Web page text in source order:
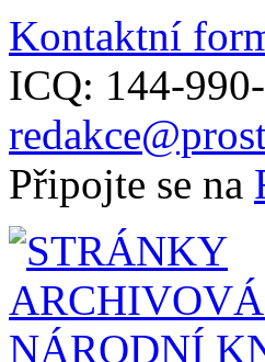
Kontaktní
ICQ: 144-
Připojte se na